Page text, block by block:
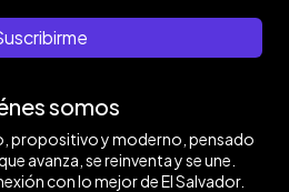
somos
propositivo y moderno, pensado
avanza, se reinventa y se une.
con lo mejor de El Salvador.